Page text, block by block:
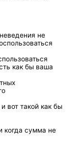
не
как бы ваша
вот такой как бы
когда сумма не